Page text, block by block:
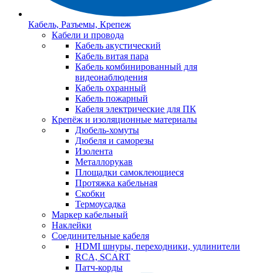
Кабель, Разъемы, Крепеж
Кабели и провода
Кабель акустический
Кабель витая пара
Кабель комбинированный для
видеонаблюдения
Кабель охранный
Кабель пожарный
Кабеля электрические для ПК
Крепёж и изоляционные материалы
Дюбель-хомуты
Дюбеля и саморезы
Изолента
Металлорукав
Площадки самоклеющиеся
Протяжка кабельная
Скобки
Термоусадка
Маркер кабельный
Наклейки
Соединительные кабеля
HDMI шнуры, переходники, удлинители
RCA, SCART
Патч-корды